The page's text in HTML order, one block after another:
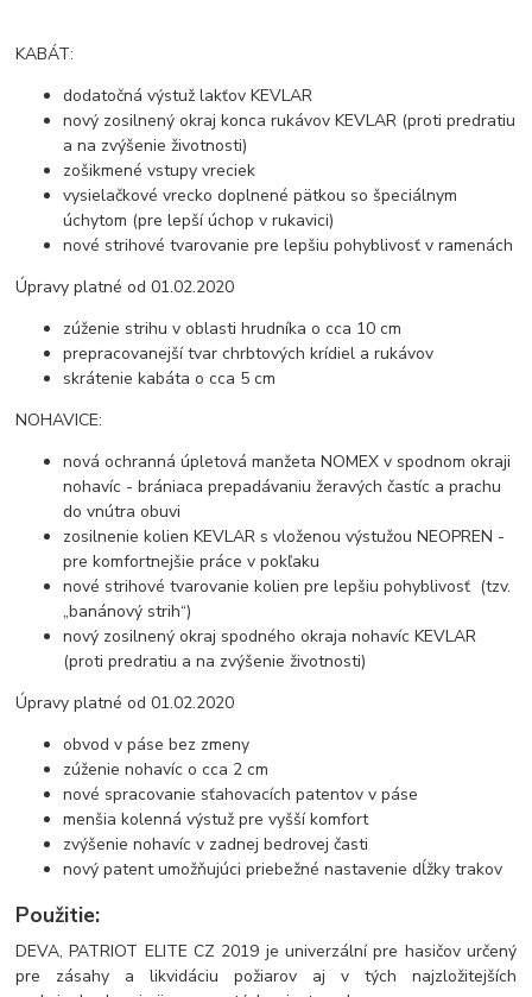
KABÁT:
dodatočná výstuž lakťov KEVLAR
nový zosilnený okraj konca rukávov KEVLAR (proti predratiu
a na zvýšenie životnosti)
zošikmené vstupy vreciek
vysielačkové vrecko doplnené pätkou so špeciálnym
úchytom (pre lepší úchop v rukavici)
nové strihové tvarovanie pre lepšiu pohyblivosť v ramenách
Úpravy platné od 01.02.2020
zúženie strihu v oblasti hrudníka o cca 10 cm
prepracovanejší tvar chrbtových krídiel a rukávov
skrátenie kabáta o cca 5 cm
NOHAVICE:
nová ochranná úpletová manžeta NOMEX v spodnom okraji
nohavíc - brániaca prepadávaniu žeravých častíc a prachu
do vnútra obuvi
zosilnenie kolien KEVLAR s vloženou výstužou NEOPREN -
pre komfortnejšie práce v pokľaku
nové strihové tvarovanie kolien pre lepšiu pohyblivosť (tzv.
„banánový strih“)
nový zosilnený okraj spodného okraja nohavíc KEVLAR
(proti predratiu a na zvýšenie životnosti)
Úpravy platné od 01.02.2020
obvod v páse bez zmeny
zúženie nohavíc o cca 2 cm
nové spracovanie sťahovacích patentov v páse
menšia kolenná výstuž pre vyšší komfort
zvýšenie nohavíc v zadnej bedrovej časti
nový patent umožňujúci priebežné nastavenie dĺžky trakov
Použitie:
DEVA, PATRIOT ELITE CZ 2019 je univerzální pre hasičov určený
pre zásahy a likvidáciu požiarov aj v tých najzložitejších